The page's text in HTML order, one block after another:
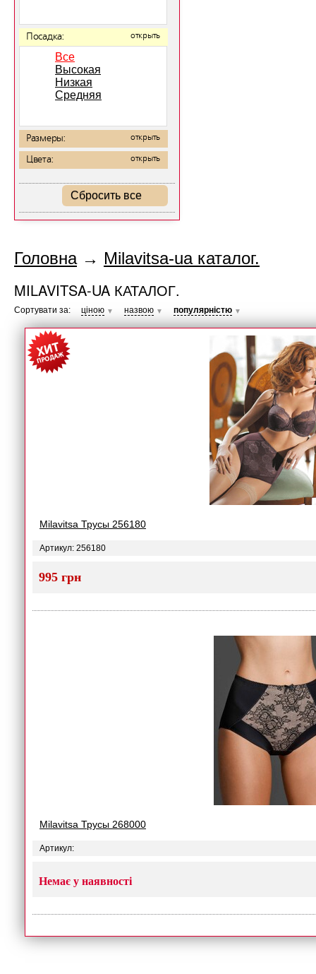
Посадка: открыть
Все
Высокая
Низкая
Средняя
Размеры: открыть
Цвета: открыть
Сбросить все
Головна→ Milavitsa-ua каталог.
MILAVITSA-UA КАТАЛОГ.
Сортувати за: ціною ▼ назвою ▼ популярністю ▼
Milavitsa Трусы 256180
Артикул: 256180
995 грн
Milavitsa Трусы 268000
Артикул:
Немає у наявності